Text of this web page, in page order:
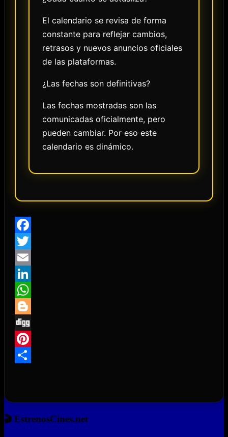
El calendario se revisa de forma
constante para reflejar cambios,
retrasos y nuevos anuncios oficiales
de las plataformas.
¿Las fechas son definitivas?
Las fechas mostradas son las
comunicadas oficialmente, pero
pueden cambiar. Por eso este
calendario es dinámico.
Facebook
Twitter
Email
LinkedIn
WhatsApp
Blogger
Digg
Pinterest
🎬 EstrenosCines.net